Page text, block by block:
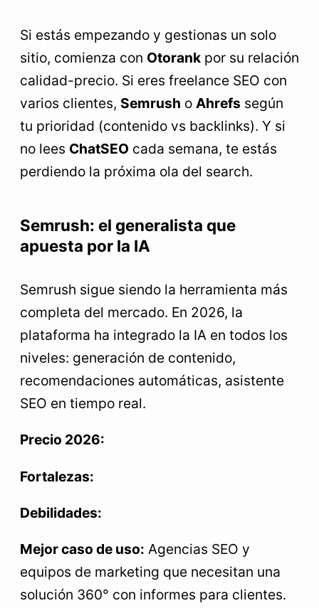
Si estás empezando y gestionas un solo
sitio, comienza con Otorank por su relación
calidad-precio. Si eres freelance SEO con
varios clientes, Semrush o Ahrefs según
tu prioridad (contenido vs backlinks). Y si
no lees ChatSEO cada semana, te estás
perdiendo la próxima ola del search.
Semrush: el generalista que
apuesta por la IA
Semrush sigue siendo la herramienta más
completa del mercado. En 2026, la
plataforma ha integrado la IA en todos los
niveles: generación de contenido,
recomendaciones automáticas, asistente
SEO en tiempo real.
Precio 2026:
Fortalezas:
Debilidades:
Mejor caso de uso: Agencias SEO y
equipos de marketing que necesitan una
solución 360° con informes para clientes.